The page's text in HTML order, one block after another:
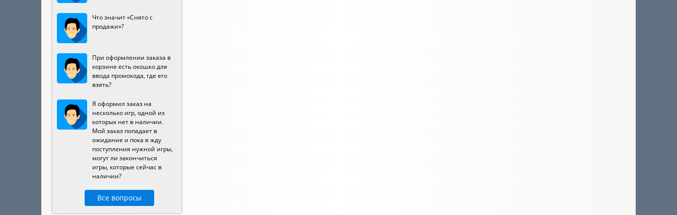
Что значит «Снято с
продажи»?
При оформлении заказа в
корзине есть окошко для
ввода промокода, где его
взять?
Я оформил заказ на
несколько игр, одной из
которых нет в наличии.
Мой заказ попадает в
ожидание и пока я жду
поступления нужной игры,
могут ли закончиться
игры, которые сейчас в
наличии?
Все вопросы